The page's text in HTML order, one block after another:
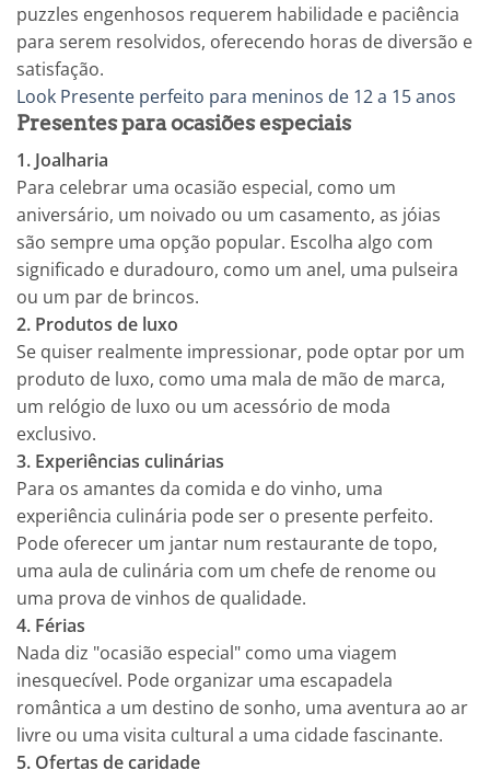
puzzles engenhosos requerem habilidade e paciência
para serem resolvidos, oferecendo horas de diversão e
satisfação.
Look Presente perfeito para meninos de 12 a 15 anos
Presentes para ocasiões especiais
1. Joalharia
Para celebrar uma ocasião especial, como um
aniversário, um noivado ou um casamento, as jóias
são sempre uma opção popular. Escolha algo com
significado e duradouro, como um anel, uma pulseira
ou um par de brincos.
2. Produtos de luxo
Se quiser realmente impressionar, pode optar por um
produto de luxo, como uma mala de mão de marca,
um relógio de luxo ou um acessório de moda
exclusivo.
3. Experiências culinárias
Para os amantes da comida e do vinho, uma
experiência culinária pode ser o presente perfeito.
Pode oferecer um jantar num restaurante de topo,
uma aula de culinária com um chefe de renome ou
uma prova de vinhos de qualidade.
4. Férias
Nada diz "ocasião especial" como uma viagem
inesquecível. Pode organizar uma escapadela
romântica a um destino de sonho, uma aventura ao ar
livre ou uma visita cultural a uma cidade fascinante.
5. Ofertas de caridade